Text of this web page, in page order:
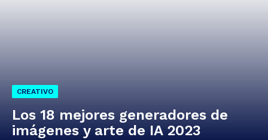
CREATIVO
Los 18 mejores generadores de
imágenes y arte de IA 2023